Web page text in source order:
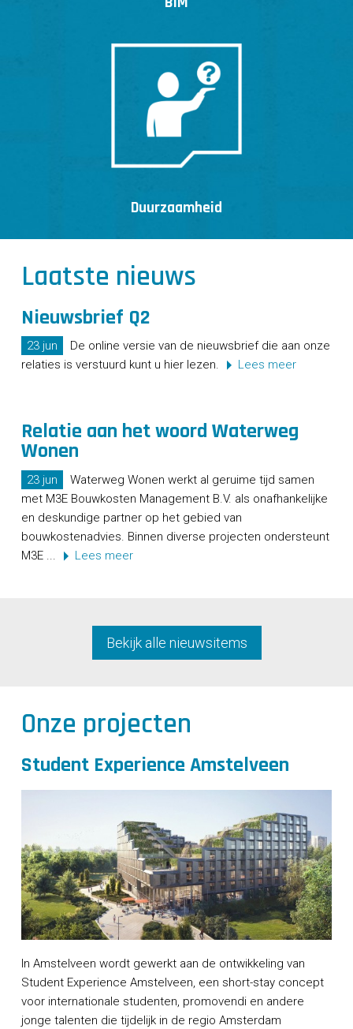
Duurzaamheid
Laatste nieuws
Nieuwsbrief Q2
23 jun
De online versie van de nieuwsbrief die aan onze
relaties is verstuurd kunt u hier lezen.
Lees meer
Relatie aan het woord Waterweg
Wonen
23 jun
Waterweg Wonen werkt al geruime tijd samen
met M3E Bouwkosten Management B.V. als onafhankelijke
en deskundige partner op het gebied van
bouwkostenadvies. Binnen diverse projecten ondersteunt
M3E ...
Lees meer
Bekijk alle nieuwsitems
Onze projecten
Student Experience Amstelveen
In Amstelveen wordt gewerkt aan de ontwikkeling van
Student Experience Amstelveen, een short-stay concept
voor internationale studenten, promovendi en andere
jonge talenten die tijdelijk in de regio Amsterdam